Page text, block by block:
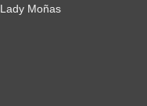
Lady Moñas